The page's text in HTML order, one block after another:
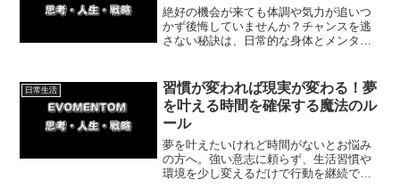
絶好の機会が来ても体調や気力が追いつ
かず後悔していませんか？チャンスを逃
さない秘訣は、日常的な身体とメンタル
万全のコンディションを整えて人生の波
に乗りましょう。
日常生活
習慣が変われば現実が変わる！夢
を叶える時間を確保する魔法のル
ール
夢を叶えたいけれど時間がないとお悩み
の方へ。強い意志に頼らず、生活習慣や
環境を少し変えるだけで行動を継続でき